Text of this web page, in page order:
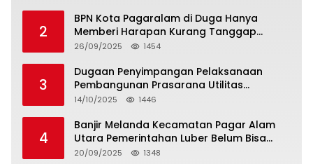
2
BPN Kota Pagaralam di Duga Hanya
Memberi Harapan Kurang Tanggap
Terkait Sertifikat Tumpang Tindih
26/09/2025 1454
3
Dugaan Penyimpangan Pelaksanaan
Pembangunan Prasarana Utilitas
Permukiman Desa Pajar Bulan
14/10/2025 1446
4
Banjir Melanda Kecamatan Pagar Alam
Utara Pemerintahan Luber Belum Bisa
Mengatasi Banjir
20/09/2025 1348